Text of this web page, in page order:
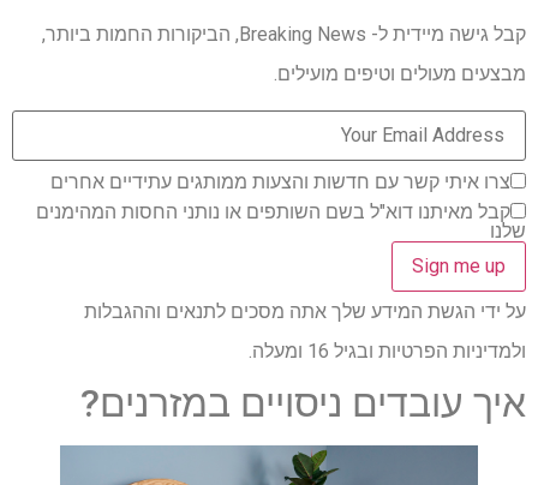
קבל גישה מיידית ל- Breaking News, הביקורות החמות ביותר,
מבצעים מעולים וטיפים מועילים.
צרו איתי קשר עם חדשות והצעות ממותגים עתידיים אחרים
קבל מאיתנו דוא"ל בשם השותפים או נותני החסות המהימנים
שלנו
על ידי הגשת המידע שלך אתה מסכים לתנאים וההגבלות
ולמדיניות הפרטיות ובגיל 16 ומעלה.
איך עובדים ניסויים במזרנים?